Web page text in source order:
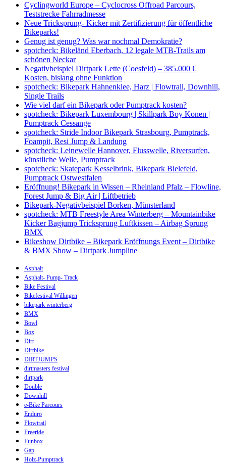
Cyclingworld Europe – Cyclocross Offroad Parcours,
Teststrecke Fahrradmesse
Neue Tricksprung- Kicker mit Zertifizierung für öffentliche
Bikeparks!
Genug ist genug? Was war nochmal Demokratie?
spotcheck: Bikeländ Eberbach, 12 legale MTB-Trails am
schönen Neckar
Negativbeispiel Dirtpark Lette (Coesfeld) – 385.000 €
Kosten, bislang ohne Funktion
spotcheck: Bikepark Hahnenklee, Harz | Flowtrail, Downhill,
Single Trails
Wie viel darf ein Bikepark oder Pumptrack kosten?
spotcheck: Bikepark Luxembourg | Skillpark Boy Konen |
Pumptrack Cessange
spotcheck: Stride Indoor Bikepark Strasbourg, Pumptrack,
Foampit, Resi Jump & Landung
spotcheck: Leinewelle Hannover, Flusswelle, Riversurfen,
künstliche Welle, Pumptrack
spotcheck: Skatepark Kesselbrink, Bikepark Bielefeld,
Pumptrack Ostwestfalen
Eröffnung! Bikepark in Wissen – Rheinland Pfalz – Flowline,
Forest Jump & Big Air | Liftbetrieb
Bikepark-Negativbeispiel Borken, Münsterland
spotcheck: MTB Freestyle Area Winterberg – Mountainbike
Kicker Bagjump Tricksprung Luftkissen – Airbag Sprung
BMX
Bikeshow Dirtbike – Bikepark Eröffnungs Event – Dirtbike
& BMX Show – Dirtpark Jumpline
Asphalt
Asphalt- Pump- Track
Bike Festival
Bikefestival Willingen
bikepark winterberg
BMX
Bowl
Box
Dirt
Dirtbike
DIRTJUMPS
dirtmasters festival
dirtpark
Double
Downhill
e-Bike Parcours
Enduro
Flowtrail
Freeride
Funbox
Gap
Holz-Pumptrack